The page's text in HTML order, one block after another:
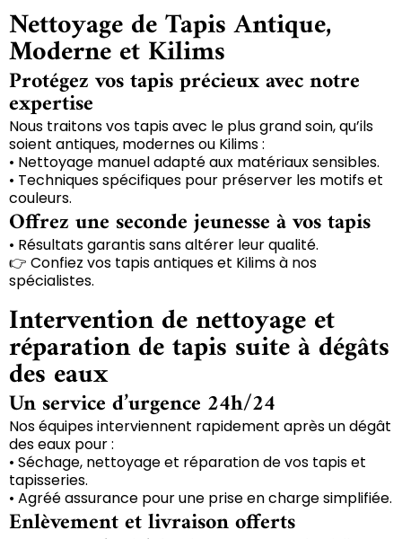
Nettoyage de Tapis Antique,
Moderne et Kilims
Protégez vos tapis précieux avec notre
expertise
Nous traitons vos tapis avec le plus grand soin, qu’ils
soient antiques, modernes ou Kilims :
• Nettoyage manuel adapté aux matériaux sensibles.
• Techniques spécifiques pour préserver les motifs et
couleurs.
Offrez une seconde jeunesse à vos tapis
• Résultats garantis sans altérer leur qualité.
👉 Confiez vos tapis antiques et Kilims à nos
spécialistes.
Intervention de nettoyage et
réparation de tapis suite à dégâts
des eaux
Un service d’urgence 24h/24
Nos équipes interviennent rapidement après un dégât
des eaux pour :
• Séchage, nettoyage et réparation de vos tapis et
tapisseries.
• Agréé assurance pour une prise en charge simplifiée.
Enlèvement et livraison offerts